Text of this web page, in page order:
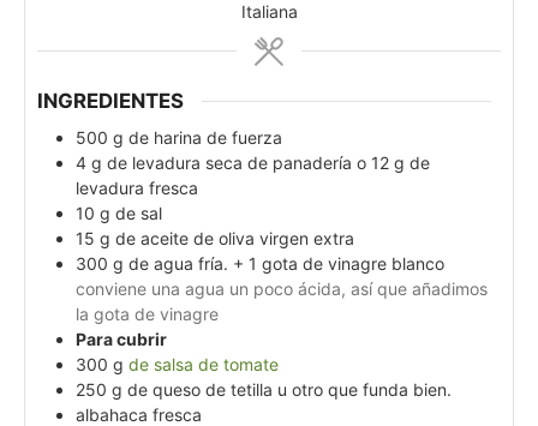
Italiana
INGREDIENTES
500 g de harina de fuerza
4 g de levadura seca de panadería o 12 g de
levadura fresca
10 g de sal
15 g de aceite de oliva virgen extra
300 g de agua fría. + 1 gota de vinagre blanco
conviene una agua un poco ácida, así que añadimos
la gota de vinagre
Para cubrir
300 g de salsa de tomate
250 g de queso de tetilla u otro que funda bien.
albahaca fresca